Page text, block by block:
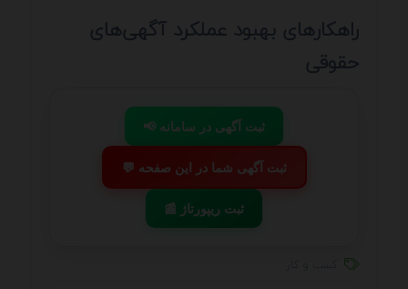
راهکارهای بهبود عملکرد آگهی‌های
حقوقی
📢 ثبت آگهی در سامانه
💬 ثبت آگهی شما در این صفحه
📰 ثبت ریپورتاژ